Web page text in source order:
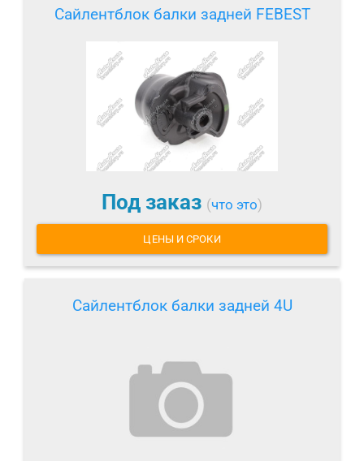
Сайлентблок балки задней FEBEST
Под заказ (что это)
ЦЕНЫ И СРОКИ
Сайлентблок балки задней 4U